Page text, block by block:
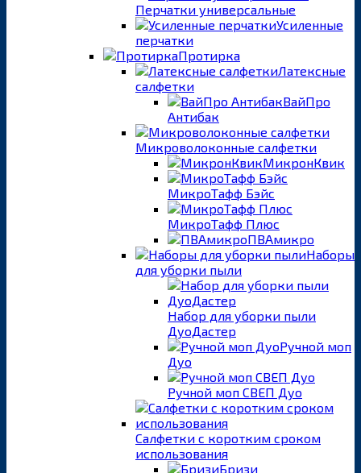
Перчатки универсальные
Усиленные
перчатки
Протирка
Латексные
салфетки
ВайПро
Антибак
Микроволоконные салфетки
МикронКвик
МикроТафф Бэйс
МикроТафф Плюс
ПВАмикро
Наборы
для уборки пыли
Набор для уборки пыли
ДуоДастер
Ручной моп
Дуо
Ручной моп СВЕП Дуо
Салфетки с коротким сроком
использования
Бризи